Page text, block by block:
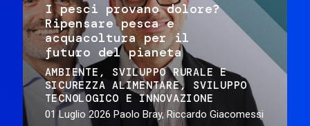
I pesci provano dolore?
Ripensare pesca e
acquacoltura per il
futuro del pianeta
AMBIENTE
SVILUPPO RURALE E
SICUREZZA ALIMENTARE
SVILUPPO
TECNOLOGICO E INNOVAZIONE
01 Luglio 2026 Paolo Bray, Riccardo Giacomessi